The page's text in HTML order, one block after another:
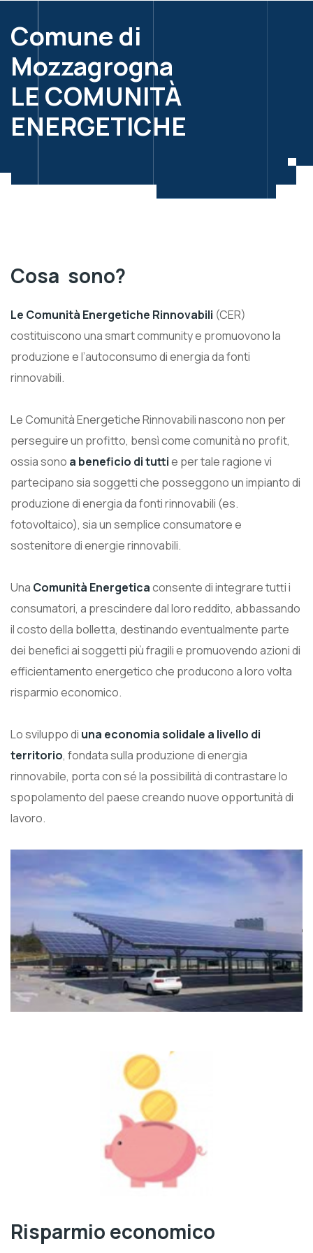
Comune di
Mozzagrogna
LE COMUNITÀ
ENERGETICHE
Cosa sono?
Le Comunità Energetiche Rinnovabili (CER)
costituiscono una smart community e promuovono la
produzione e l’autoconsumo di energia da fonti
rinnovabili.
Le Comunità Energetiche Rinnovabili nascono non per
perseguire un profitto, bensì come comunità no profit,
ossia sono a beneficio di tuttie per tale ragione vi
partecipano sia soggetti che posseggono un impianto di
produzione di energia da fonti rinnovabili (es.
fotovoltaico), sia un semplice consumatore e
sostenitore di energie rinnovabili.
Una Comunità Energeticaconsente di integrare tutti i
consumatori, a prescindere dal loro reddito, abbassando
il costo della bolletta, destinando eventualmente parte
dei beneﬁci ai soggetti più fragili e promuovendo azioni di
efficientamento energetico che producono a loro volta
risparmio economico.
Lo sviluppo di una economia solidale a livello di
territorio, fondata sulla produzione di energia
rinnovabile, porta con sé la possibilità di contrastare lo
spopolamento del paese creando nuove opportunità di
lavoro.
Risparmio economico